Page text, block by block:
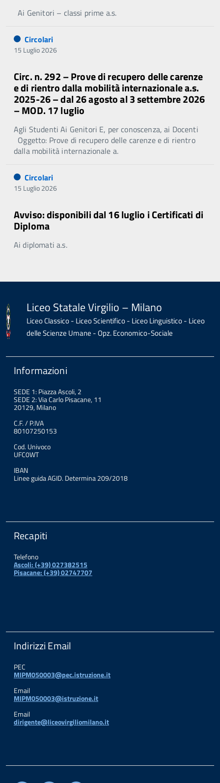
Ai Genitori – classi prime a.s.
Circolari
15 Luglio 2026
Circ. n. 292 – Prove di recupero delle carenze
e di rientro dalla mobilità internazionale a.s.
2025-26 – dal 26 agosto al 3 settembre 2026
– MOD. 17 luglio
Agli Studenti Ai Genitori E, per conoscenza, ai Docenti
Oggetto: Prove di recupero delle carenze e di rientro
dalla mobilità internazionale a.
Circolari
15 Luglio 2026
Avviso: disponibili dal 16 luglio i Certificati di
Diploma
Ai diplomati a.s.
Liceo Statale Virgilio – Milano
Liceo Classico - Liceo Scientifico - Liceo Linguistico - Liceo
delle Scienze Umane - Opz. Economico-Sociale
Informazioni
SEDE 1: Piazza Ascoli, 2
SEDE 2: Via Carlo Pisacane, 11
20129, Milano
C.F. / P.IVA
80107250153
Cod. Univoco
UFC0WT
IBAN
Linee guida AGID. Determina 209/2018
Recapiti
Telefono
Ascoli: (+39) 027382515
Pisacane: (+39) 02747707
Indirizzi Email
PEC
MIPM050003@pec.istruzione.it
Email
MIPM050003@istruzione.it
Email
dirigente@liceovirgiliomilano.it